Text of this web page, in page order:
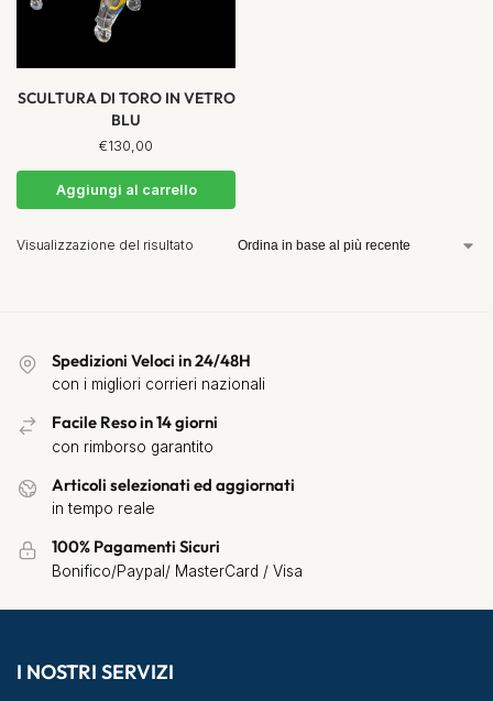
SCULTURA DI TORO IN VETRO
BLU
€130,00
Aggiungi al carrello
Visualizzazione del risultato
Spedizioni Veloci in 24/48H
con i migliori corrieri nazionali
Facile Reso in 14 giorni
con rimborso garantito
Articoli selezionati ed aggiornati
in tempo reale
100% Pagamenti Sicuri
Bonifico/Paypal/ MasterCard / Visa
I NOSTRI SERVIZI